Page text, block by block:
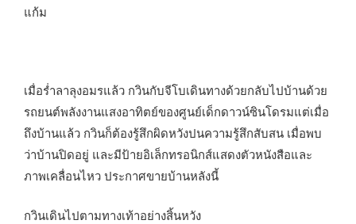
แก้ม
เมื่อร่ำลาลุงอมรแล้ว กวินกับจีโบเดินทางด้วยกลับไปบ้านด้วย
รถยนต์พลังงานแสงอาทิตย์ของศูนย์เด็กดาวน์ซินโดรมแต่เมื่อ
ถึงบ้านแล้ว กวินก็ต้องรู้สึกผิดหวังปนความรู้สึกสับสน เมื่อพบ
ว่าบ้านปิดอยู่ และมีป้ายอิเล็กทรอนิกส์แสดงตัวหนังสือและ
ภาพเคลื่อนไหว ประกาศขายบ้านหลังนี้
กวินเดินไปตามทางเท้าอย่างสิ้นหวัง